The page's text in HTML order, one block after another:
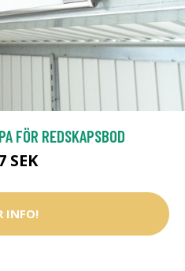
FÖR REDSKAPSBOD
SEK
INFO!